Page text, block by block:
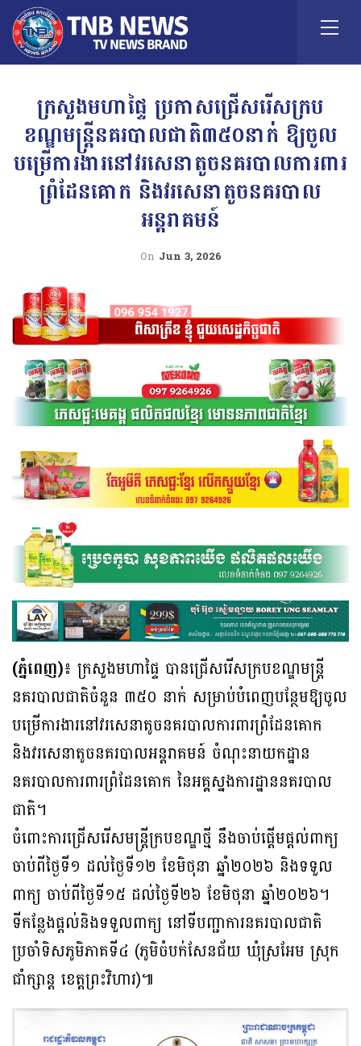
ក្រសួងមហាផ្ទៃ ប្រកាសជ្រើសរើសក្រប
ខណ្ឌមន្រ្តីនគរបាលជាតិ៣៥០នាក់ ឱ្យចូល
បម្រើការងារនៅវរសេនាតូចនគរបាលការពារ
ព្រំដែនគោក និងវរសេនាតូចនគរបាល
អន្តរាគមន៍
On Jun 3, 2026
(ភ្នំពេញ)៖ ក្រសួងមហាផ្ទៃ បានជ្រើសរើសក្របខណ្ឌមន្រ្តី
នគរបាលជាតិចំនួន ៣៥០ នាក់ សម្រាប់បំពេញបន្ថែមឱ្យចូល
បម្រើការងារនៅវរសេនាតូចនគរបាលការពារព្រំដែនគោក
និងវរសេនាតូចនគរបាលអន្តរាគមន៍ ចំណុះនាយកដ្ឋាន
នគរបាលការពារព្រំដែនគោក នៃអគ្គស្នងការដ្ឋាននគរបាល
ជាតិ។
ចំពោះការជ្រើសរើសមន្រ្តីក្របខណ្ឌថ្មី នឹងចាប់ផ្តើមផ្តល់ពាក្យ
ចាប់ពីថ្ងៃទី១ ដល់ថ្ងៃទី១២ ខែមិថុនា ឆ្នាំ២០២៦ និងទទួល
ពាក្យ ចាប់ពីថ្ងៃទី១៥ ដល់ថ្ងៃទី២៦ ខែមិថុនា ឆ្នាំ២០២៦។
ទីកន្លែងផ្តល់និងទទួលពាក្យ នៅទីបញ្ជាការនគរបាលជាតិ
ប្រចាំទិសភូមិភាគទី៤ (ភូមិចំបក់សែនជ័យ ឃុំស្រអែម ស្រុក
ជាំក្សាន្ត ខេត្តព្រះវិហារ)៕